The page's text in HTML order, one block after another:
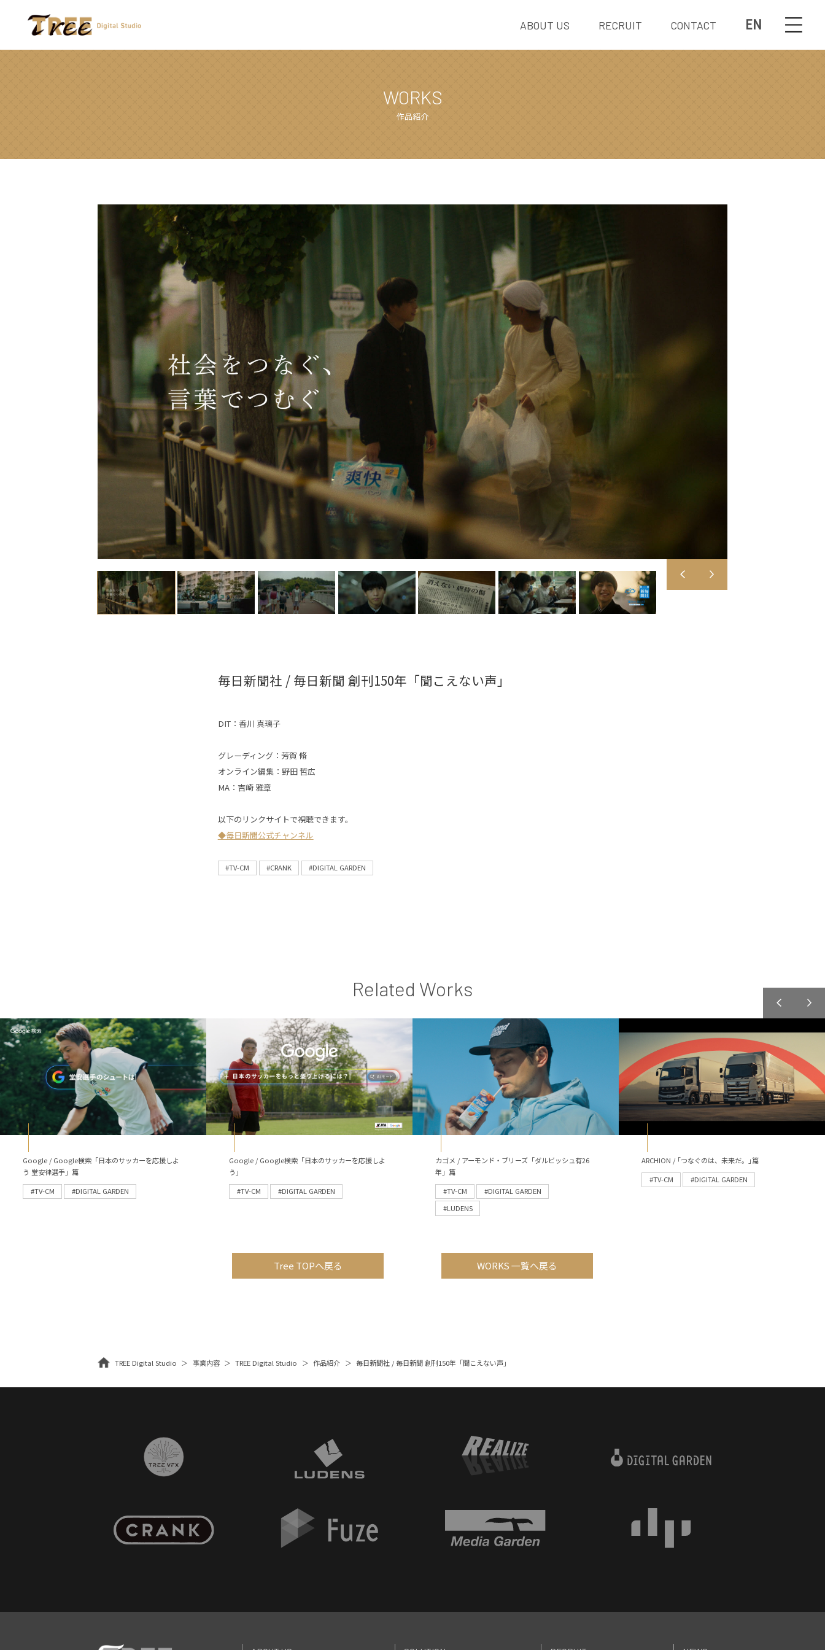
EN
ABOUT US RECRUIT CONTACT
WORKS
作品紹介
毎日新聞社 / 毎日新聞 創刊150年「聞こえない声」
DIT： 香川 真璃子
グレーディング：芳賀 脩
オンライン編集：野田 哲広
MA：吉崎 雅章
以下のリンクサイトで視聴できます。
◆毎日新聞公式チャンネル
#TV-CM #CRANK #DIGITAL GARDEN
Related Works
Google / Google検索「日本のサッカーを応援しよ
う 堂安律選手」篇
#TV-CM
#DIGITAL GARDEN
Google / Google検索「日本のサッカーを応援しよ
う」
#TV-CM
#DIGITAL GARDEN
カゴメ / アーモンド・ブリーズ「ダルビッシュ有26
年」篇
#TV-CM
#DIGITAL GARDEN
#LUDENS
ARCHION / ｢つなぐのは、未来だ。｣篇
#TV-CM
#DIGITAL GARDEN
Tree TOPへ戻る WORKS 一覧へ戻る
TREE Digital Studio 事業内容 TREE Digital Studio 作品紹介 毎日新聞社 / 毎日新聞 創刊150年「聞こえない声」